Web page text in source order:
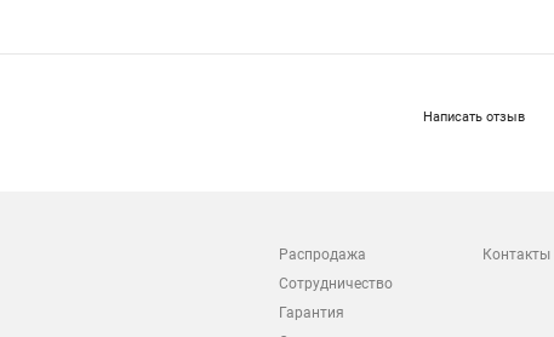
Написать отзыв
Распродажа
Сотрудничество
Гарантия
Контакты